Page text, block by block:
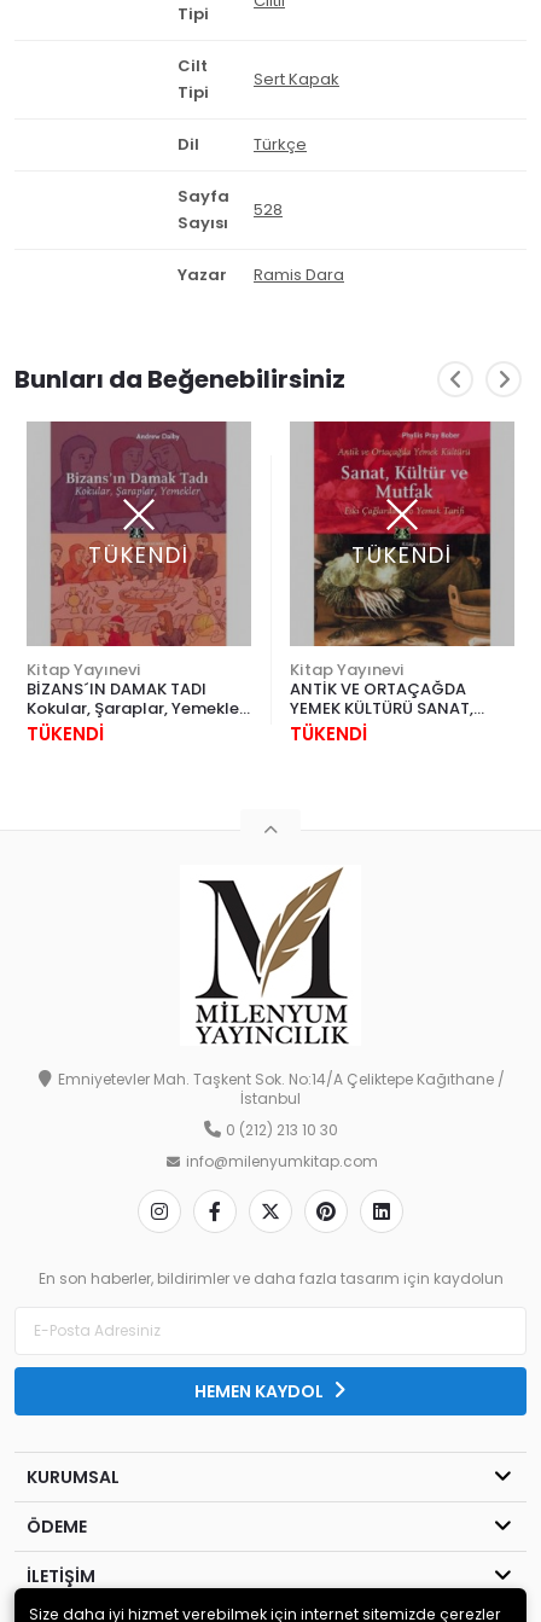
Tipi
Cilt
Tipi
Sert Kapak
Dil Türkçe
Sayfa
Sayısı
528
Yazar Ramis Dara
Bunları da Beğenebilirsiniz
TÜKENDİ
Kitap Yayınevi
BİZANS´IN DAMAK TADI
Kokular, Şaraplar, Yemekler
Andrew Dalby
TÜKENDİ
TÜKENDİ
Kitap Yayınevi
ANTİK VE ORTAÇAĞDA
YEMEK KÜLTÜRÜ SANAT,
KÜLTÜR VE MUTFAK Phyllis
TÜKENDİ
Emniyetevler Mah. Taşkent Sok. No:14/A Çeliktepe Kağıthane /
İstanbul
0 (212) 213 10 30
info@milenyumkitap.com
En son haberler, bildirimler ve daha fazla tasarım için kaydolun
HEMEN KAYDOL
KURUMSAL
ÖDEME
İLETİŞİM
Size daha iyi hizmet verebilmek için internet sitemizde çerezler